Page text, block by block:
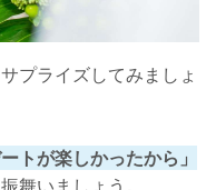
プライズしてみましょ
トが楽しかったから」
舞いましょう。